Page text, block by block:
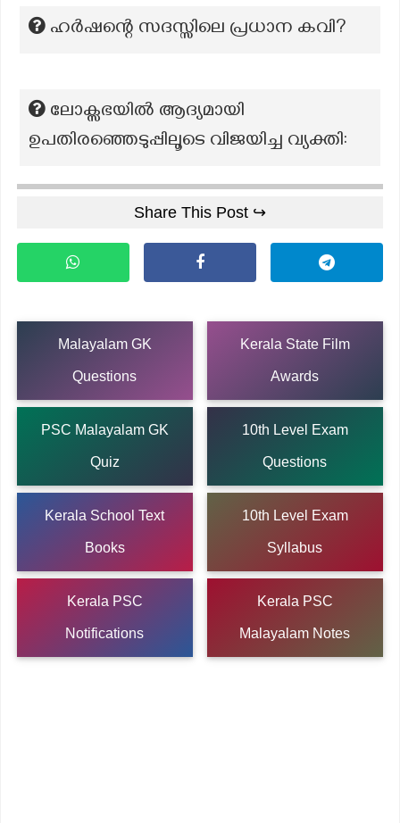
ഹർഷന്റെ സദസ്സിലെ പ്രധാന കവി?
ലോക്സഭയിൽ ആദ്യമായി
ഉപതിരഞ്ഞെടുപ്പിലൂടെ വിജയിച്ച വ്യക്തി:
Share This Post ↪
Malayalam GK
Questions
Kerala State Film
Awards
PSC Malayalam GK
Quiz
10th Level Exam
Questions
Kerala School Text
Books
10th Level Exam
Syllabus
Kerala PSC
Notifications
Kerala PSC
Malayalam Notes